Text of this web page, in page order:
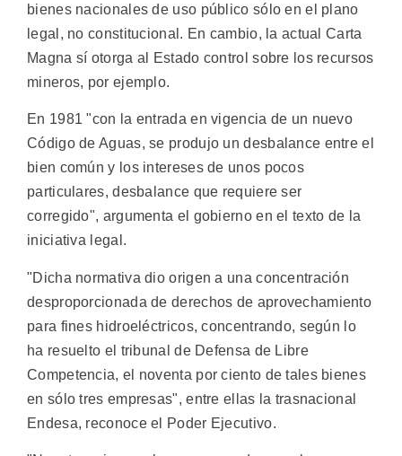
bienes nacionales de uso público sólo en el plano
legal, no constitucional. En cambio, la actual Carta
Magna sí otorga al Estado control sobre los recursos
mineros, por ejemplo.
En 1981 "con la entrada en vigencia de un nuevo
Código de Aguas, se produjo un desbalance entre el
bien común y los intereses de unos pocos
particulares, desbalance que requiere ser
corregido", argumenta el gobierno en el texto de la
iniciativa legal.
"Dicha normativa dio origen a una concentración
desproporcionada de derechos de aprovechamiento
para fines hidroeléctricos, concentrando, según lo
ha resuelto el tribunal de Defensa de Libre
Competencia, el noventa por ciento de tales bienes
en sólo tres empresas", entre ellas la trasnacional
Endesa, reconoce el Poder Ejecutivo.